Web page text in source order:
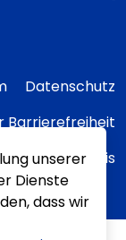
Datenschutz
Barrierefreiheit
unserer
Dienste
dass wir